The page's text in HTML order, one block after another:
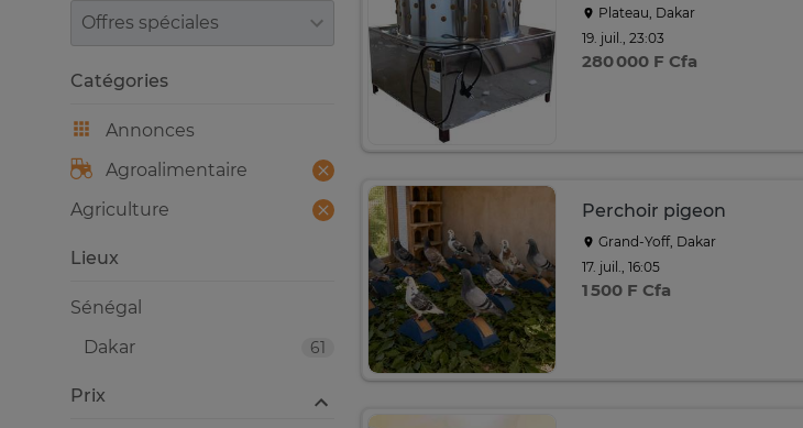
Plateau, Dakar
19. juil., 23:03
280 000 F Cfa
Perchoir pigeon
Grand-Yoff, Dakar
17. juil., 16:05
1 500 F Cfa
Trier par
Catégories
Annonces
Agroalimentaire
Agriculture
Lieux
Sénégal
61
Dakar
Prix